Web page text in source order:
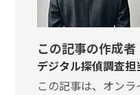
この記事の作成者
デジタル探偵調査担
この記事は、オン